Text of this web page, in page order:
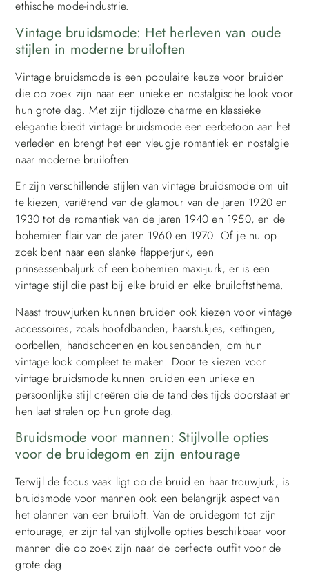
ethische mode-industrie.
Vintage bruidsmode: Het herleven van oude
stijlen in moderne bruiloften
Vintage bruidsmode is een populaire keuze voor bruiden
die op zoek zijn naar een unieke en nostalgische look voor
hun grote dag. Met zijn tijdloze charme en klassieke
elegantie biedt vintage bruidsmode een eerbetoon aan het
verleden en brengt het een vleugje romantiek en nostalgie
naar moderne bruiloften.
Er zijn verschillende stijlen van vintage bruidsmode om uit
te kiezen, variërend van de glamour van de jaren 1920 en
1930 tot de romantiek van de jaren 1940 en 1950, en de
bohemien flair van de jaren 1960 en 1970. Of je nu op
zoek bent naar een slanke flapperjurk, een
prinsessenbaljurk of een bohemien maxi-jurk, er is een
vintage stijl die past bij elke bruid en elke bruiloftsthema.
Naast trouwjurken kunnen bruiden ook kiezen voor vintage
accessoires, zoals hoofdbanden, haarstukjes, kettingen,
oorbellen, handschoenen en kousenbanden, om hun
vintage look compleet te maken. Door te kiezen voor
vintage bruidsmode kunnen bruiden een unieke en
persoonlijke stijl creëren die de tand des tijds doorstaat en
hen laat stralen op hun grote dag.
Bruidsmode voor mannen: Stijlvolle opties
voor de bruidegom en zijn entourage
Terwijl de focus vaak ligt op de bruid en haar trouwjurk, is
bruidsmode voor mannen ook een belangrijk aspect van
het plannen van een bruiloft. Van de bruidegom tot zijn
entourage, er zijn tal van stijlvolle opties beschikbaar voor
mannen die op zoek zijn naar de perfecte outfit voor de
grote dag.